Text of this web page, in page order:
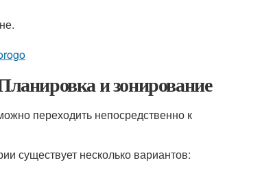
и зонирование
переходить непосредственно к
существует несколько вариантов: